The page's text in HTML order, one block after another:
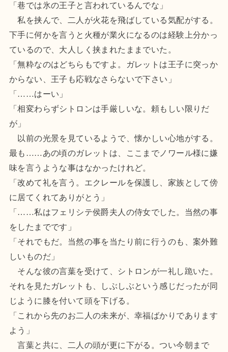
「巷では氷の王子と言われているんでな」
私を挟んで、二人が火花を飛ばしている気配がする。
下手に何かを言うと火種が業火になるのは経験上分かっ
ているので、大人しく挟まれたままでいた。
「無粋なのはどちらもですよ。ガレットは王子に突っか
からない、王子も応戦なさらないで下さい」
「……はーい」
「相変わらずシトロンは手厳しいな。頼もしい限りだ
が」
以前の光景を見ているようで、懐かしい心地がする。
最も……あの頃のガレットは、ここまでノワール様に嫌
味を言うような事はなかったけれど。
「改めて礼を言う。エクレールを保護し、家族として傍
に居てくれてありがとう」
「……私はフェリシテ侯爵夫人の侍女でした。当然の事
をしたまでです」
「それでもだ。当然の事を当たり前に行うのも、案外難
しいものだ」
そんな彼の言葉を受けて、シトロンが一礼し跪いた。
それを見たガレットも、しぶしぶという感じだったが同
じように膝を付いて頭を下げる。
「これから先のお二人の未来が、幸福ばかりであります
よう」
言葉と共に、二人の頭が更に下がる。つい今朝まで